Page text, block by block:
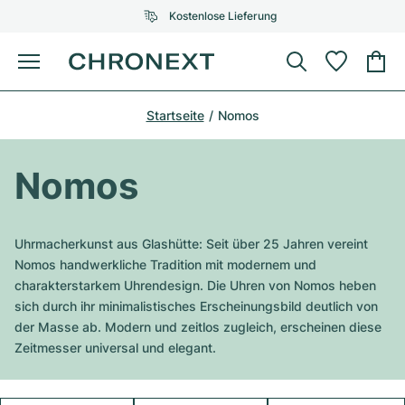
Kostenlose Lieferung
Menü
Alle Rolex Modelle
Top-Modelle
Omega
Alle Omega Modelle
Top-Modelle
Patek Philippe
Alle Patek Philippe Modelle
Audemars Piguet
Cartier
Schmuck
Tiffany
Louis Vuitton
Gebauer & Gebauer
Van Cleef & Arpels
Neuzugänge
Startseite Nomos
Nomos
Uhrmacherkunst aus Glashütte: Seit über 25 Jahren vereint
Nomos handwerkliche Tradition mit modernem und
charakterstarkem Uhrendesign. Die Uhren von Nomos heben
sich durch ihr minimalistisches Erscheinungsbild deutlich von
der Masse ab. Modern und zeitlos zugleich, erscheinen diese
Zeitmesser universal und elegant.